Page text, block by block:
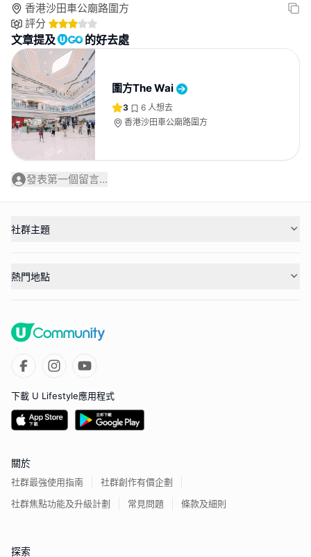
香港沙田車公廟路圍方
評分
文章提及 的好去處
圍方The Wai
3 6 人想去
香港沙田車公廟路圍方
發表第一個留言...
社群主題
熱門地點
下載 U Lifestyle應用程式
關於
社群最強使用指南
社群創作有價企劃
社群焦點功能及升級計劃
常見問題 條款及細則
探索